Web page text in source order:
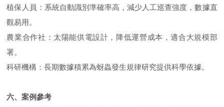
植保人員：系統自動識別準確率高，減少人工巡查強度，數據直
觀易用。
農業合作社：太陽能供電設計，降低運營成本，適合大規模部
署。
科研機構：長期數據積累為蚜蟲發生規律研究提供科學依據。
六、案例參考